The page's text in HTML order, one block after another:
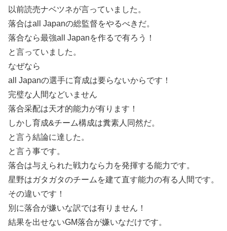
以前読売ナベツネが言っていました。
落合はall Japanの総監督をやるべきだ。
落合なら最強all Japanを作るで有ろう！
と言っていました。
なぜなら
all Japanの選手に育成は要らないからです！
完璧な人間などいません
落合采配は天才的能力が有ります！
しかし育成&チーム構成は糞素人同然だ。
と言う結論に達した。
と言う事です。
落合は与えられた戦力なら力を発揮する能力です。
星野はガタガタのチームを建て直す能力の有る人間です。
その違いです！
別に落合が嫌いな訳では有りません！
結果を出せないGM落合が嫌いなだけです。